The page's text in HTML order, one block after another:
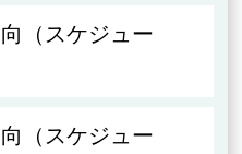
（スケジュー
（スケジュー